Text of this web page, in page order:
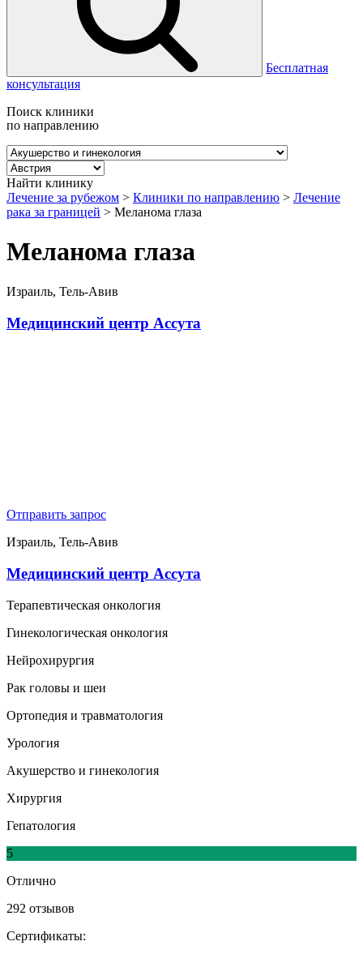
Бесплатная
консультация
Поиск клиники
по направлению
Найти клинику
Лечение за рубежом > Клиники по направлению > Лечение
рака за границей > Меланома глаза
Меланома глаза
Израиль, Тель-Авив
Медицинский центр Ассута
Отправить запрос
Израиль, Тель-Авив
Медицинский центр Ассута
Терапевтическая онкология
Гинекологическая онкология
Нейрохирургия
Рак головы и шеи
Ортопедия и травматология
Урология
Акушерство и гинекология
Хирургия
Гепатология
5
Отлично
292 отзывов
Сертификаты: